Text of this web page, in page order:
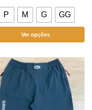
P M G GG
Ver opções